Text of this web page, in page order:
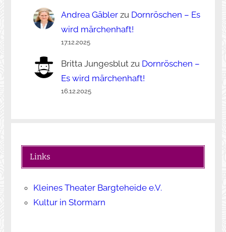
Andrea Gäblerzu Dornröschen – Es
wird märchenhaft!
17.12.2025
Britta Jungesblutzu Dornröschen –
Es wird märchenhaft!
16.12.2025
Links
Kleines Theater Bargteheide e.V.
Kultur in Stormarn